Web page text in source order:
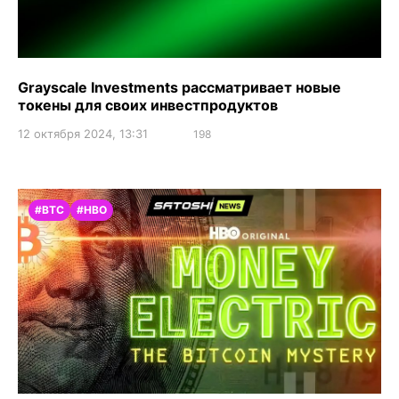
Grayscale Investments рассматривает новые
токены для своих инвестпродуктов
12 октября 2024, 13:31 198
#BTC #HBO